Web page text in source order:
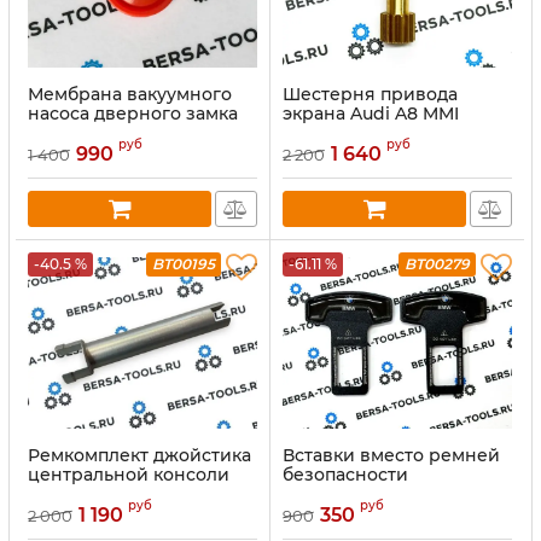
Мембрана вакуумного
насоса дверного замка
Mercedes-Benz
1 400 990 руб
Шестерня привода
экрана Audi A8 MMI
2 200 1 640 руб
-40.5 % BT00195
Ремкомплект джойстика
центральной консоли
Mercedes (cтержень)
2 000 1 190 руб
-61.11 % BT00279
Вставки вместо ремней
безопасности
900 350 руб